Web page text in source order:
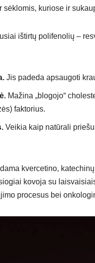
sėklomis, kuriose ir
ištirtų polifenolių –
Jis padeda apsaugoti
Mažina „blogojo“
faktorius.
Veikia kaip natūrali
kvercetino,
kovoja su
procesus bei